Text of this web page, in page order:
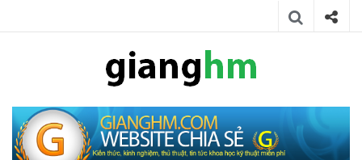
gianghm
kỹ thuật miễn phí